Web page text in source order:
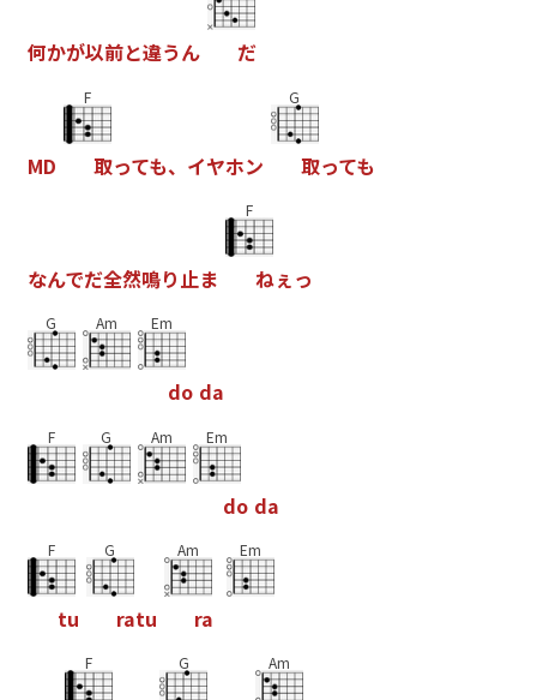
何かが以前と違うん だ
MD
F
取っても、 イヤホン
G
取っても
なんでだ全然鳴り止ま
F
ねぇっ
G Am Em
do da
F G Am Em
do da
F
tu
G
ratu
Am
ra
Em
F G Am